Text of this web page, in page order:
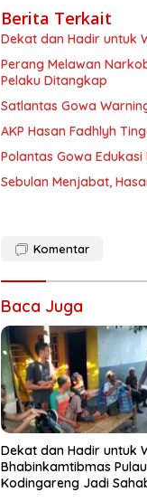
Berita Terkait
Dekat dan Hadir untuk
Perang Melawan
Pelaku Ditangkap
Satlantas Gowa
AKP Hasan Fadhlyh
Polantas Gowa
Sebulan Menjabat,
Komentar
Baca Juga
Dekat dan Hadir untuk
Bhabinkamtibmas Pulau
Kodingareng Jadi